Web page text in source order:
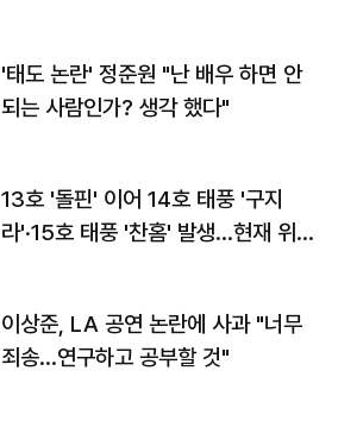
'태도 논란' 정준원 "난 배우 하면 안
되는 사람인가? 생각 했다"
13호 '돌핀' 이어 14호 태풍 '구지
라'·15호 태풍 '찬홈' 발생…현재 위
이상준, LA 공연 논란에 사과 "너무
죄송…연구하고 공부할 것"